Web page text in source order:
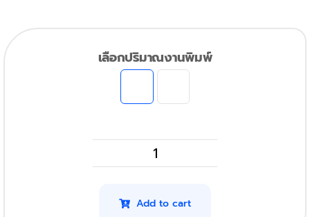
เลือกปริมาณงานพิมพ์
HP
รุ่น
Add to cart